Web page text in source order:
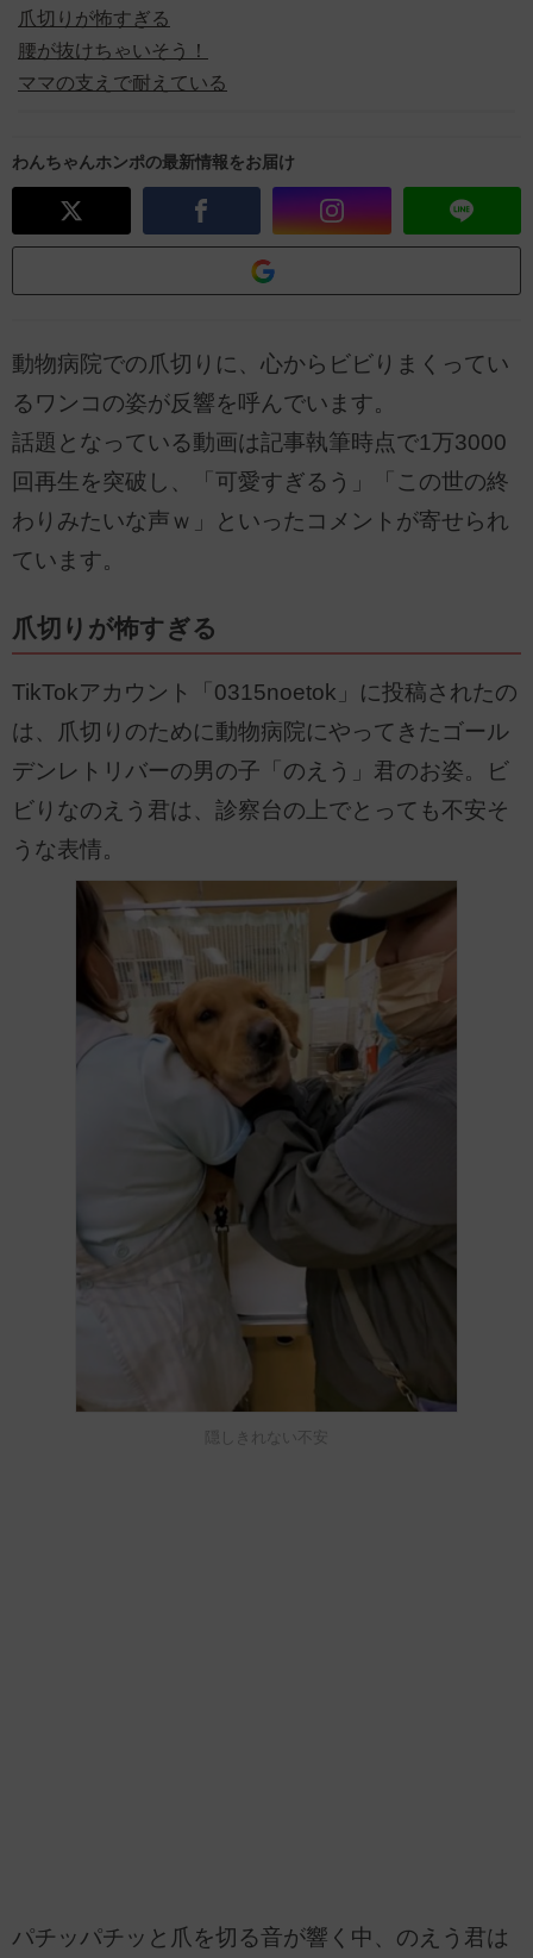
爪切りが怖すぎる
腰が抜けちゃいそう！
ママの支えで耐えている
わんちゃんホンポの最新情報をお届け
動物病院での爪切りに、心からビビりまくってい
るワンコの姿が反響を呼んでいます。
話題となっている動画は記事執筆時点で1万3000
回再生を突破し、「可愛すぎるう」「この世の終
わりみたいな声ｗ」といったコメントが寄せられ
ています。
爪切りが怖すぎる
TikTokアカウント「0315noetok」に投稿されたの
は、爪切りのために動物病院にやってきたゴール
デンレトリバーの男の子「のえう」君のお姿。ビ
ビりなのえう君は、診察台の上でとっても不安そ
うな表情。
隠しきれない不安
パチッパチッと爪を切る音が響く中、のえう君は